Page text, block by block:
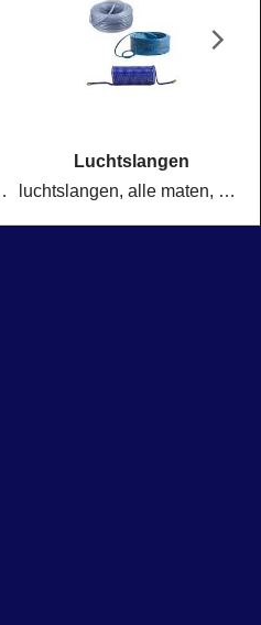
of orion passing
Luchtslangen
luchtslangen, alle maten, snelle levering